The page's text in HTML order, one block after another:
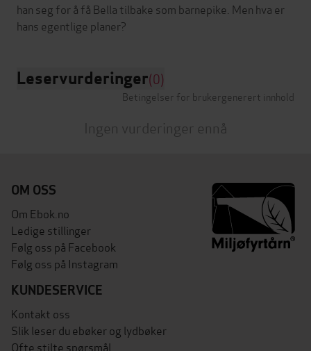
han seg for å få Bella tilbake som barnepike. Men hva er
Leservurderinger(0)
Betingelser for brukergenerert innhold
Ingen vurderinger ennå
OM OSS
Om Ebok.no
Ledige stillinger
Følg oss på Facebook
Følg oss på Instagram
KUNDESERVICE
Kontakt oss
Slik leser du ebøker og lydbøker
Ofte stilte spørsmål